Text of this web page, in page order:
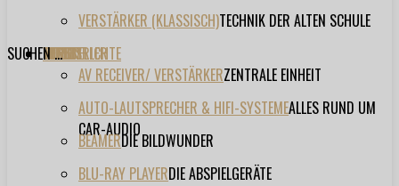
VERSTÄRKER (KLASSISCH)TECHNIK DER ALTEN SCHULE
TESTBERICHTE
AV RECEIVER/ VERSTÄRKERZENTRALE EINHEIT
AUTO-LAUTSPRECHER & HIFI-SYSTEMEALLES RUND UM
CAR-AUDIO
BEAMERDIE BILDWUNDER
BLU-RAY PLAYERDIE ABSPIELGERÄTE
FORUM
FILME
VIDEOS
HERSTELLER
EVENT
SUCHEN ...